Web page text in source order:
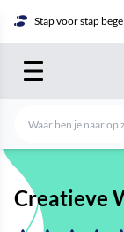
Stap voor stap
Creatieve